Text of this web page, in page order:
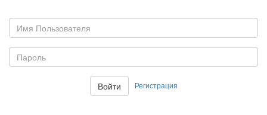
пользователя
Войти Регистрация